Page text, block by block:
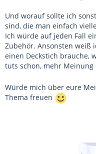
Und worauf sollte ich
sind, die man einfach
Ich würde auf jeden Fall
Zubehör. Ansonsten weiß
einen Deckstich brauche,
tuts schon, mehr
Würde mich über eure
Thema freuen